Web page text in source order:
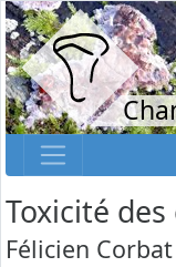
Toxicité
Félicien Corbat